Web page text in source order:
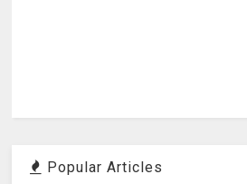
Popular Articles